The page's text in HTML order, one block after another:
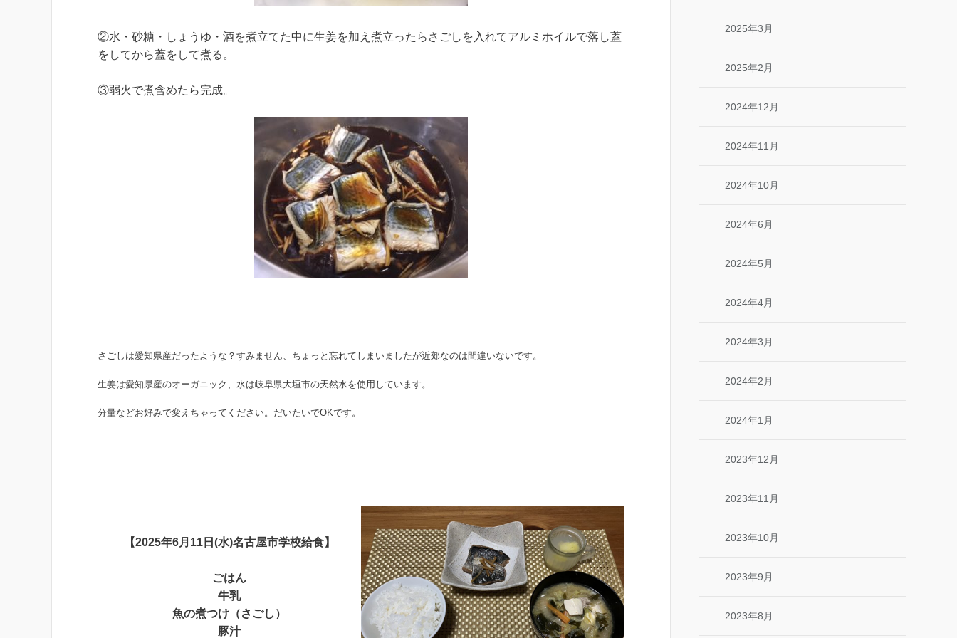
②水・砂糖・しょうゆ・酒を煮立てた中に生姜を加え煮立ったらさごしを入れてアルミホイルで落し蓋
をしてから蓋をして煮る。
③弱火で煮含めたら完成。
さごしは愛知県産だったような？すみません、ちょっと忘れてしまいましたが近郊なのは間違いないです。
生姜は愛知県産のオーガニック、水は岐阜県大垣市の天然水を使用しています。
分量などお好みで変えちゃってください。だいたいでOKです。
【2025年6月11日(水)名古屋市学校給食】
ごはん
牛乳
魚の煮つけ（さごし）
豚汁
2025年3月
2025年2月
2024年12月
2024年11月
2024年10月
2024年6月
2024年5月
2024年4月
2024年3月
2024年2月
2024年1月
2023年12月
2023年11月
2023年10月
2023年9月
2023年8月